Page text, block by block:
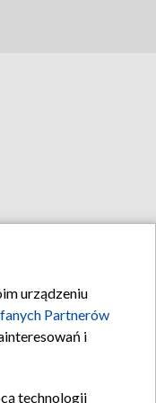
urządzeniu
Partnerów
i
technologii